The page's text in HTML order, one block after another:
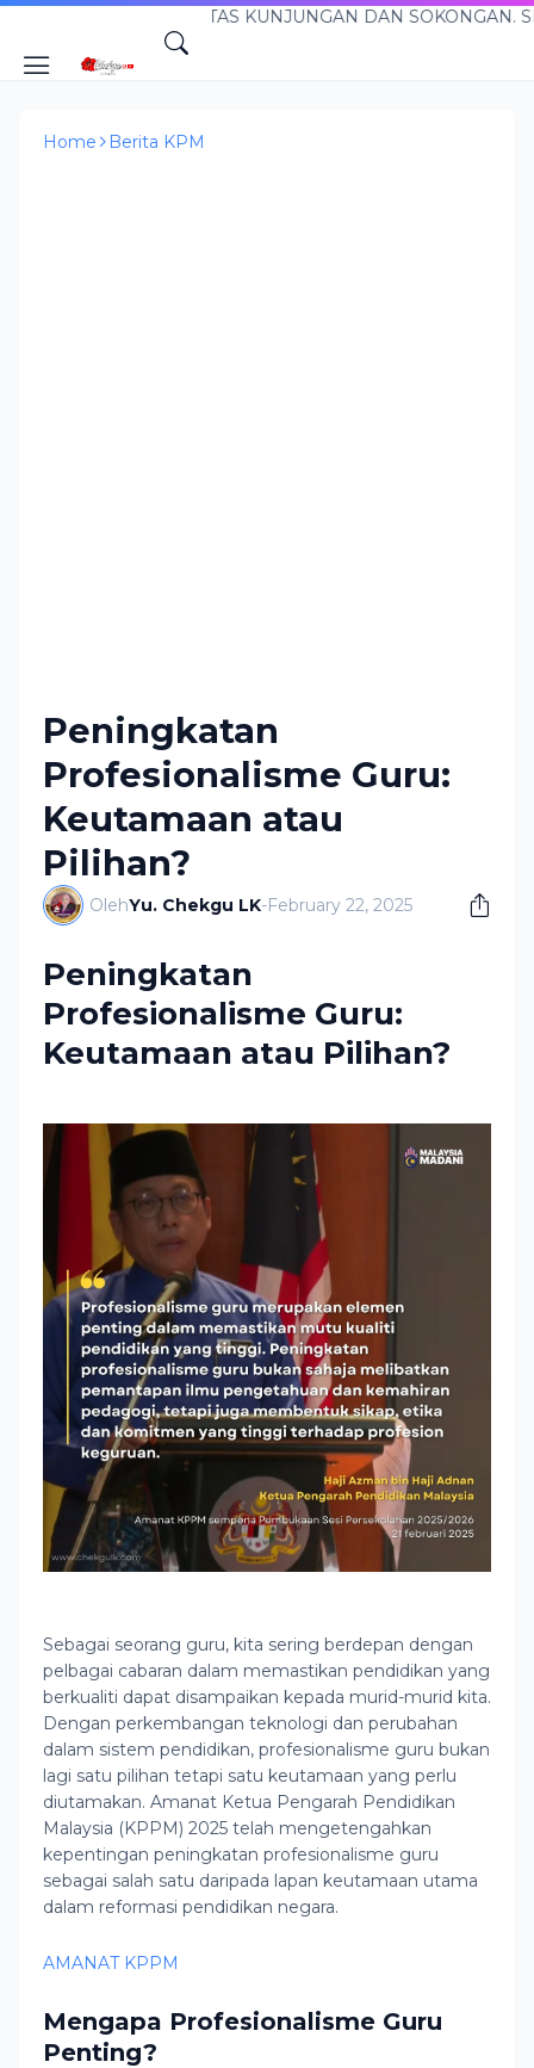
TERIMA KASIH ATAS KUNJUNGAN DAN SOKONGAN.
Home Berita KPM
Peningkatan
Profesionalisme Guru:
Keutamaan atau
Pilihan?
OlehYu. Chekgu LK-February 22, 2025
Peningkatan
Profesionalisme Guru:
Keutamaan atau Pilihan?
Sebagai seorang guru, kita sering berdepan dengan
pelbagai cabaran dalam memastikan pendidikan yang
berkualiti dapat disampaikan kepada murid-murid kita.
Dengan perkembangan teknologi dan perubahan
dalam sistem pendidikan, profesionalisme guru bukan
lagi satu pilihan tetapi satu keutamaan yang perlu
diutamakan. Amanat Ketua Pengarah Pendidikan
Malaysia (KPPM) 2025 telah mengetengahkan
kepentingan peningkatan profesionalisme guru
sebagai salah satu daripada lapan keutamaan utama
dalam reformasi pendidikan negara.
AMANAT KPPM
Mengapa Profesionalisme Guru
Penting?